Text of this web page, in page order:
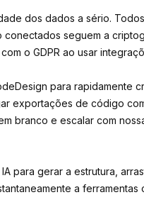
dos dados a sério.
conectados seguem a
o GDPR ao usar
para rapidamente
exportações de código
branco e escalar com
para gerar a estrutura,
a ferramentas